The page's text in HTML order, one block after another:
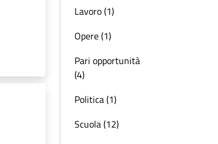
Lavoro (1)
Opere (1)
Pari opportunità
(4)
Politica (1)
Scuola (12)